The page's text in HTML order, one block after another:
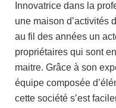
Innovatrice dans la
une maison d’activités
au fil des années un
propriétaires qui sont
maitre. Grâce à son
équipe composée
cette société s’est